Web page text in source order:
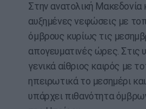
Στην ανατολική Μακεδονία
αυξημένες νεφώσεις με
όμβρους κυρίως τις
απογευματινές ώρες. Στις
γενικά αίθριος καιρός με
ηπειρωτικά το μεσημέρι
υπάρχει πιθανότητα